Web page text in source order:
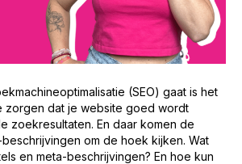
(SEO) gaat is het
zorgen dat je website goed wordt
zoekresultaten. En daar komen de
om de hoek kijken. Wat
en meta-beschrijvingen? En hoe kun